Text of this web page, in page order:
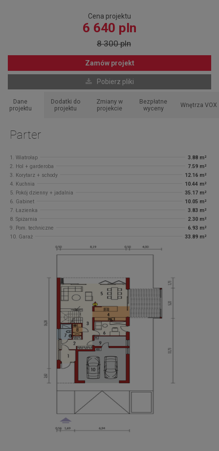
Cena projektu
6 640 pln
8 300 pln
Zamów projekt
Pobierz pliki
Dane
projektu
Dodatki do
projektu
Zmiany w
projekcie
Bezpłatne
wyceny
Wnętrza VOX
Parter
1. Wiatrołap
3.88 m²
2. Hol + garderoba
7.59 m²
3. Korytarz + schody
12.16 m²
4. Kuchnia
10.44 m²
5. Pokój dzienny + jadalnia
35.17 m²
6. Gabinet
10.05 m²
7. Łazienka
3.83 m²
8. Spiżarnia
2.30 m²
9. Pom. techniczne
6.93 m²
10. Garaż
33.89 m²